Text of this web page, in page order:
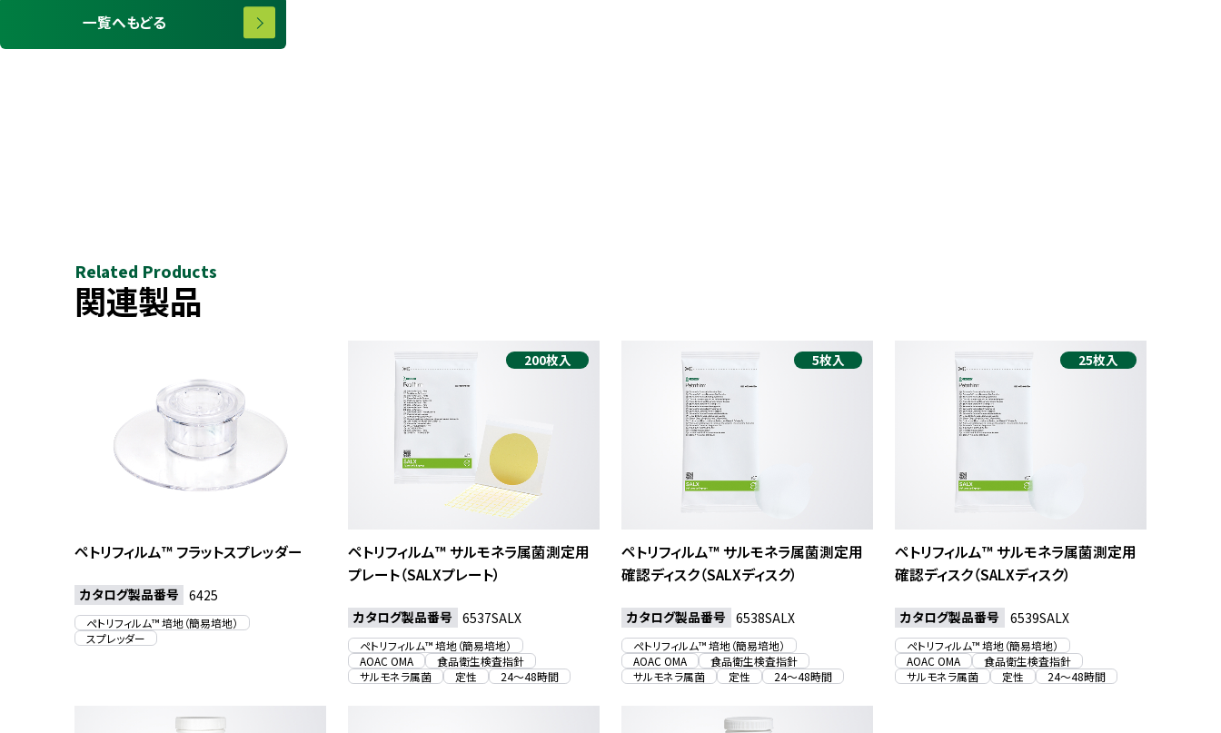
一覧へもどる
Related Products
関連製品
ペトリフィルム™ フラットスプレッダー
カタログ製品番号 6425
ペトリフィルム™ 培地（簡易培地）
スプレッダー
200枚入
ペトリフィルム™ サルモネラ属菌測定用
プレート（SALXプレート）
カタログ製品番号 6537SALX
ペトリフィルム™ 培地（簡易培地）
AOAC OMA
食品衛生検査指針
サルモネラ属菌
定性 24〜48時間
5枚入
ペトリフィルム™ サルモネラ属菌測定用
確認ディスク（SALXディスク）
カタログ製品番号 6538SALX
ペトリフィルム™ 培地（簡易培地）
AOAC OMA
食品衛生検査指針
サルモネラ属菌
定性 24〜48時間
25枚入
ペトリフィルム™ サルモネラ属菌測定用
確認ディスク（SALXディスク）
カタログ製品番号 6539SALX
ペトリフィルム™ 培地（簡易培地）
AOAC OMA
食品衛生検査指針
サルモネラ属菌
定性 24〜48時間